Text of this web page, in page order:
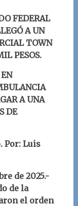
FEDERAL
A UN
TOWN
PESOS.
A UNA
DE
Por: Luis
de 2025.-
de la
el orden